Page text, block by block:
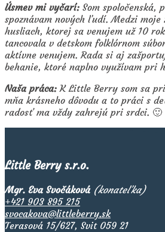
Úsmev mi vyčarí: Som
spoznávam nových ľudí. Medzi
husliach, ktorej sa venujem už 10
tancovala v detskom folklórnom
aktívne venujem. Rada si aj
behanie, ktoré naplno využívam pri
Naša práca: K Little Berry som sa
mňa krásneho dôvodu a to práci s
radosť ma vždy zahrejú pri srdci. 🙂
Little Berry s.r.o.
Mgr. Eva Svočáková (konateľka)
+421 903 895 215
svocakova@littleberry.sk
Terasová 15/627, Svit 059 21